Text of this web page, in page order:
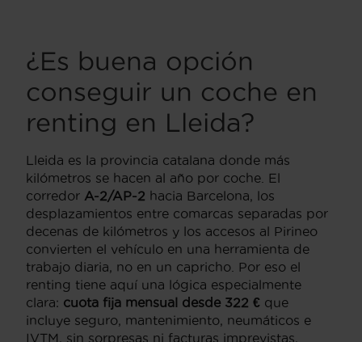
¿Es buena opción
conseguir un coche en
renting en Lleida?
Lleida es la provincia catalana donde más
kilómetros se hacen al año por coche. El
corredor A-2/AP-2 hacia Barcelona, los
desplazamientos entre comarcas separadas por
decenas de kilómetros y los accesos al Pirineo
convierten el vehículo en una herramienta de
trabajo diaria, no en un capricho. Por eso el
renting tiene aquí una lógica especialmente
clara: cuota fija mensual desde 322 € que
incluye seguro, mantenimiento, neumáticos e
IVTM, sin sorpresas ni facturas imprevistas,